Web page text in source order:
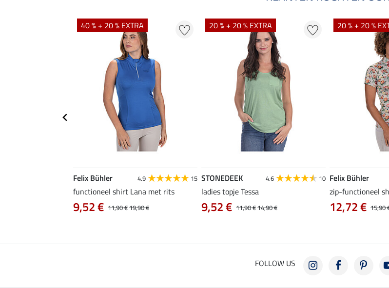
40 % + 20 % EXTRA
Felix Bühler 4.9 15
functioneel shirt Lana met rits
11,90 €19,90 €
9,52 €
20 % + 20 % EXTRA
STONEDEEK 4.6 10
ladies topje Tessa
11,90 €14,90 €
9,52 €
20 % + 20 %
Felix Bühler
zip-functioneel
15,90
12,72 €
FOLLOW US